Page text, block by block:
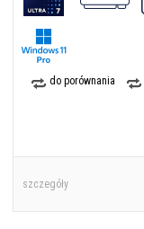
do porównania
szczegóły